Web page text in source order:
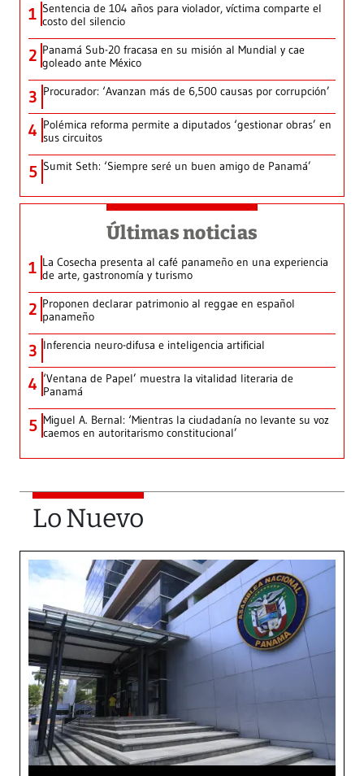
1 Sentencia de 104 años para violador, víctima comparte el
costo del silencio
2 Panamá Sub-20 fracasa en su misión al Mundial y cae
goleado ante México
3 Procurador: ‘Avanzan más de 6,500 causas por corrupción’
4 Polémica reforma permite a diputados ‘gestionar obras’ en
sus circuitos
5 Sumit Seth: ‘Siempre seré un buen amigo de Panamá’
Últimas noticias
1 La Cosecha presenta al café panameño en una experiencia
de arte, gastronomía y turismo
2 Proponen declarar patrimonio al reggae en español
panameño
3 Inferencia neuro-difusa e inteligencia artificial
4 ‘Ventana de Papel’ muestra la vitalidad literaria de
Panamá
5 Miguel A. Bernal: ‘Mientras la ciudadanía no levante su voz
caemos en autoritarismo constitucional’
Lo Nuevo